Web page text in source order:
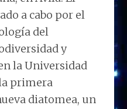
a cabo por el
del
y
la Universidad
primera
diatomea, un